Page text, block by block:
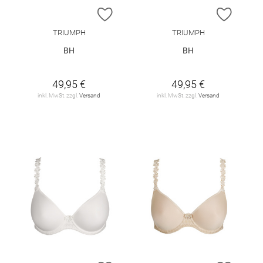
ZUR WUNSCHLISTE HINZUFÜGEN
TRIUMPH
BH
49,95 €
inkl. MwSt. zzgl. Versand
ZUR
TRIUMPH
BH
49,95 €
inkl. MwSt. zzgl. Versand